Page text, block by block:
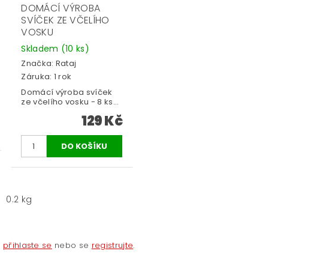
DOMÁCÍ VÝROBA
SVÍČEK ZE VČELÍHO
VOSKU
Skladem (10 ks)
Značka: Rataj
Záruka: 1 rok
Domácí výroba svíček
ze včelího vosku - 8 ks...
129 Kč
0.2 kg
přihlaste se nebo se registrujte.